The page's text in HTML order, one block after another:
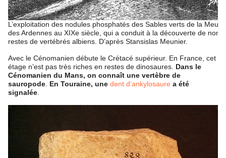
L’exploitation des nodules phosphatés des Sables verts de la
des Ardennes au XIXe siècle, qui a conduit à la découverte de
restes de vertébrés albiens. D’après Stansislas Meunier.
Avec le Cénomanien débute le Crétacé supérieur. En France, cet
étage n’est pas très riches en restes de dinosaures. Dans le
Cénomanien du Mans, on connaît une vertèbre de
sauropode En Touraine, une dent d’ankylosaure a été
signalée